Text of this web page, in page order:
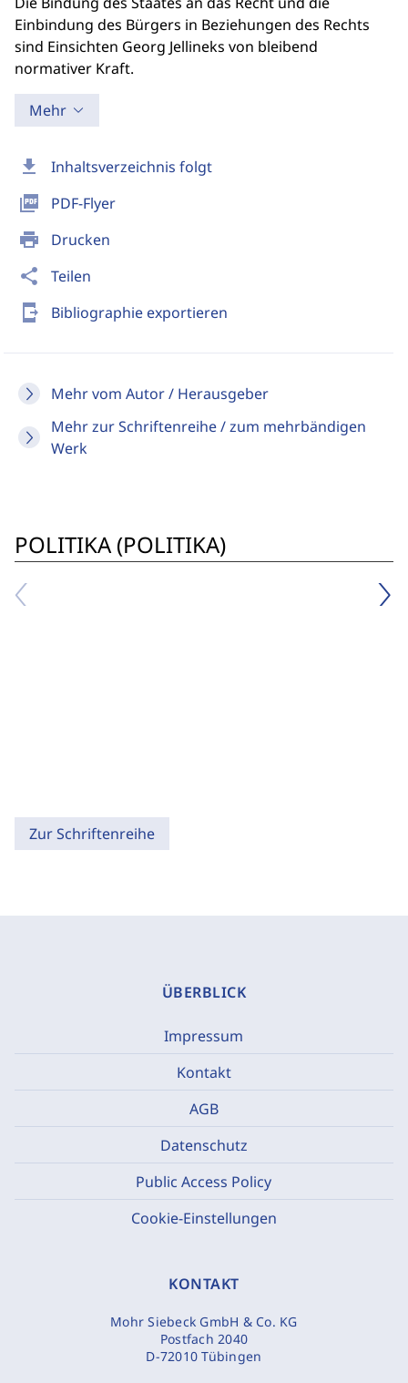
download Inhaltsverzeichnis folgt
picture_as_pdf PDF-Flyer
print Drucken
share Teilen
send_to_mobile Bibliographie exportieren
Mehr vom Autor / Herausgeber
Mehr zur Schriftenreihe / zum mehrbändigen
Werk
Einbindung des Bürgers in Beziehungen des Rechts
sind Einsichten Georg Jellineks von bleibend
normativer Kraft.
Mehr
POLITIKA (POLITIKA)
Zur Schriftenreihe
ÜBERBLICK
Impressum
Kontakt
AGB
Datenschutz
Public Access Policy
Cookie-Einstellungen
KONTAKT
Mohr Siebeck GmbH & Co. KG
Postfach 2040
D-72010 Tübingen